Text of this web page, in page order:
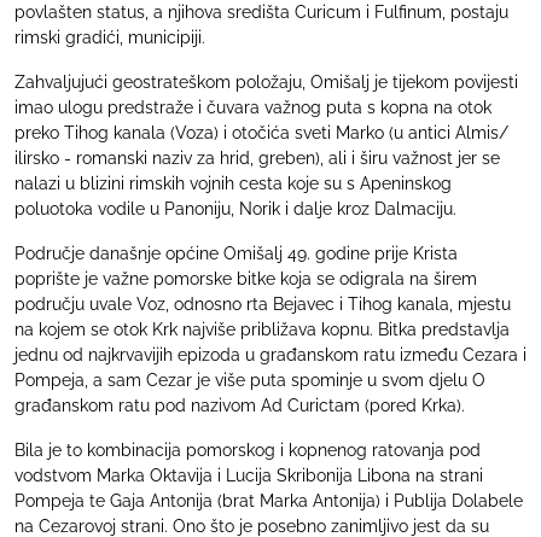
povlašten status, a njihova središta Curicum i Fulfinum, postaju
rimski gradići, municipiji.
Zahvaljujući geostrateškom položaju, Omišalj je tijekom povijesti
imao ulogu predstraže i čuvara važnog puta s kopna na otok
preko Tihog kanala (Voza) i otočića sveti Marko (u antici Almis/
ilirsko - romanski naziv za hrid, greben), ali i širu važnost jer se
nalazi u blizini rimskih vojnih cesta koje su s Apeninskog
poluotoka vodile u Panoniju, Norik i dalje kroz Dalmaciju.
Područje današnje općine Omišalj 49. godine prije Krista
poprište je važne pomorske bitke koja se odigrala na širem
području uvale Voz, odnosno rta Bejavec i Tihog kanala, mjestu
na kojem se otok Krk najviše približava kopnu. Bitka predstavlja
jednu od najkrvavijih epizoda u građanskom ratu između Cezara i
Pompeja, a sam Cezar je više puta spominje u svom djelu O
građanskom ratu pod nazivom Ad Curictam (pored Krka).
Bila je to kombinacija pomorskog i kopnenog ratovanja pod
vodstvom Marka Oktavija i Lucija Skribonija Libona na strani
Pompeja te Gaja Antonija (brat Marka Antonija) i Publija Dolabele
na Cezarovoj strani. Ono što je posebno zanimljivo jest da su